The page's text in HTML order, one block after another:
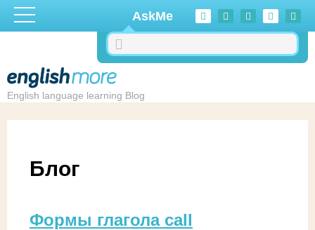
Перейти к основному содержанию
AskMe
English language learning Blog
Блог
Формы глагола call